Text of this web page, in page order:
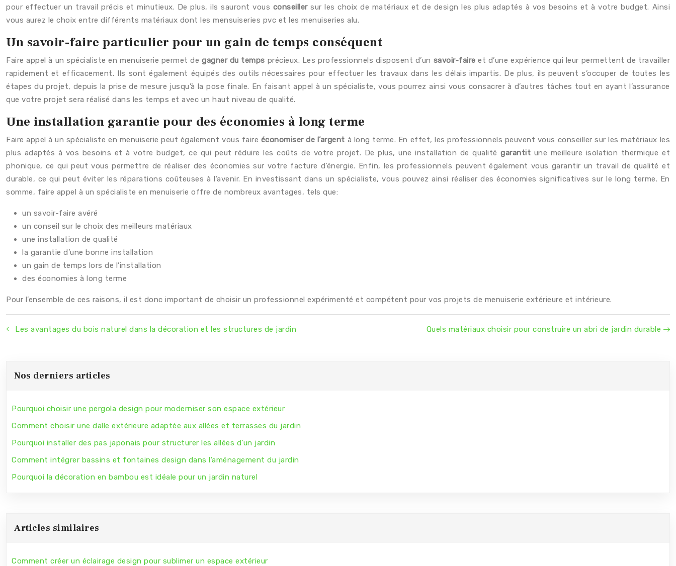
pour effectuer un travail précis et minutieux. De plus, ils sauront vous conseillersur les choix de matériaux et de design les plus adaptés à vos besoins et à votre budget. Ainsi
vous aurez le choix entre différents matériaux dont les mensuiseries pvc et les menuiseries alu.
Un savoir-faire particulier pour un gain de temps conséquent
Faire appel à un spécialiste en menuiserie permet degagner du temps précieux. Les professionnels disposent d’un savoir-faire et d’une expérience qui leur permettent de travailler
rapidement et efficacement. Ils sont également équipés des outils nécessaires pour effectuer les travaux dans les délais impartis. De plus, ils peuvent s’occuper de toutes les
étapes du projet, depuis la prise de mesure jusqu’à la pose finale. En faisant appel à un spécialiste, vous pourrez ainsi vous consacrer à d’autres tâches tout en ayant l’assurance
que votre projet sera réalisé dans les temps et avec un haut niveau de qualité.
Une installation garantie pour des économies à long terme
Faire appel à un spécialiste en menuiserie peut également vous faire économiser de l’argent à long terme. En effet, les professionnels peuvent vous conseiller sur les matériaux les
plus adaptés à vos besoins et à votre budget, ce qui peut réduire les coûts de votre projet. De plus, une installation de qualitégarantit une meilleure isolation thermique et
phonique, ce qui peut vous permettre de réaliser des économies sur votre facture d’énergie. Enfin, les professionnels peuvent également vous garantir un travail de qualité et
durable, ce qui peut éviter les réparations coûteuses à l’avenir. En investissant dans un spécialiste, vous pouvez ainsi réaliser des économies significatives sur le long terme. En
somme, faire appel à un spécialiste en menuiserie offre de nombreux avantages, tels que:
un savoir-faire avéré
un conseil sur le choix des meilleurs matériaux
une installation de qualité
la garantie d’une bonne installation
un gain de temps lors de l’installation
des économies à long terme
Pour l’ensemble de ces raisons, il est donc important de choisir un professionnel expérimenté et compétent pour vos projets de menuiserie extérieure et intérieure.
Les avantages du bois naturel dans la décoration et les structures de jardin Quels matériaux choisir pour construire un abri de jardin durable
Nos derniers articles
Pourquoi choisir une pergola design pour moderniser son espace extérieur
Comment choisir une dalle extérieure adaptée aux allées et terrasses du jardin
Pourquoi installer des pas japonais pour structurer les allées d’un jardin
Comment intégrer bassins et fontaines design dans l’aménagement du jardin
Pourquoi la décoration en bambou est idéale pour un jardin naturel
Articles similaires
Comment créer un éclairage design pour sublimer un espace extérieur